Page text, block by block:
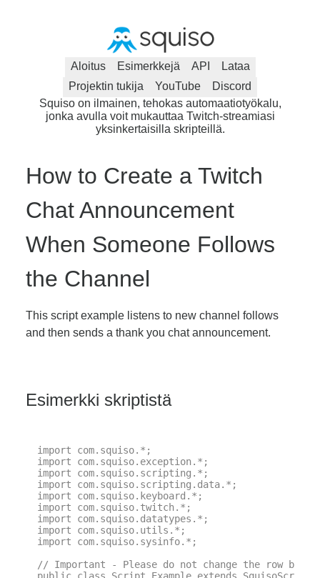
Aloitus Esimerkkejä API
Lataa
Projektin tukija
YouTube
Discord
Squiso on ilmainen, tehokas automaatiotyökalu,
jonka avulla voit mukauttaa Twitch-streamiasi
yksinkertaisilla skripteillä.
How to Create a Twitch
Chat Announcement
When Someone Follows
the Channel
This script example listens to new channel follows
and then sends a thank you chat announcement.
Esimerkki skriptistä
import com.squiso.*;
import com.squiso.exception.*;
import com.squiso.scripting.*;
import com.squiso.scripting.data.*;
import com.squiso.keyboard.*;
import com.squiso.twitch.*;
import com.squiso.datatypes.*;
import com.squiso.utils.*;
import com.squiso.sysinfo.*;
// Important - Please do not change the row
public class Script_Example extends SquisoScript